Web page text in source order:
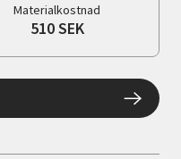
Materialkostnad
510 SEK